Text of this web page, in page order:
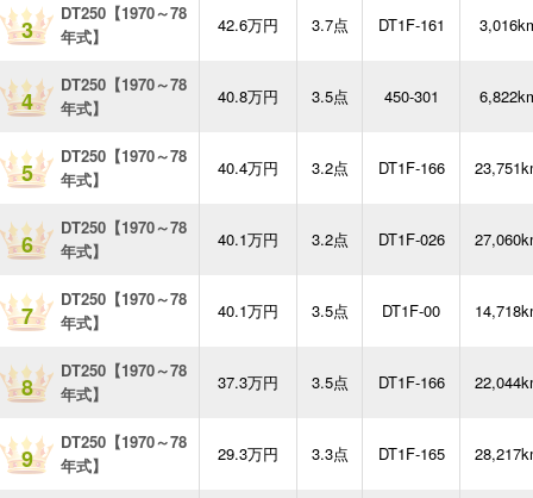
3
DT250【1970～78
年式】
42.6万円 3.7点 DT1F-161
4
DT250【1970～78
年式】
40.8万円 3.5点 450-301
5
DT250【1970～78
年式】
40.4万円 3.2点 DT1F-166
6
DT250【1970～78
年式】
40.1万円 3.2点 DT1F-026
7
DT250【1970～78
年式】
40.1万円 3.5点 DT1F-00
8
DT250【1970～78
年式】
37.3万円 3.5点 DT1F-166
9
DT250【1970～78
年式】
29.3万円 3.3点 DT1F-165